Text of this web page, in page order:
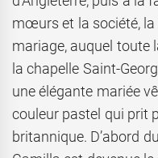
mœurs et la société, la
mariage, auquel toute
la chapelle Saint-
une élégante mariée
couleur pastel qui prit
britannique. D’abord